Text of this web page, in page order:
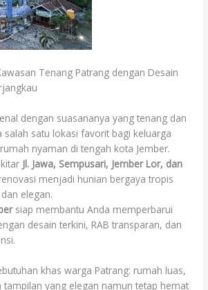
Tenang Patrang dengan Desain
dengan suasananya yang tenang dan
salah satu lokasi favorit bagi keluarga
nyaman di tengah kota Jember.
Jl. Jawa, Sempusari, Jember Lor, dan
menjadi hunian bergaya tropis
elegan.
siap membantu Anda memperbarui
desain terkini, RAB transparan, dan
khas warga Patrang: rumah luas,
tampilan yang elegan namun tetap hemat